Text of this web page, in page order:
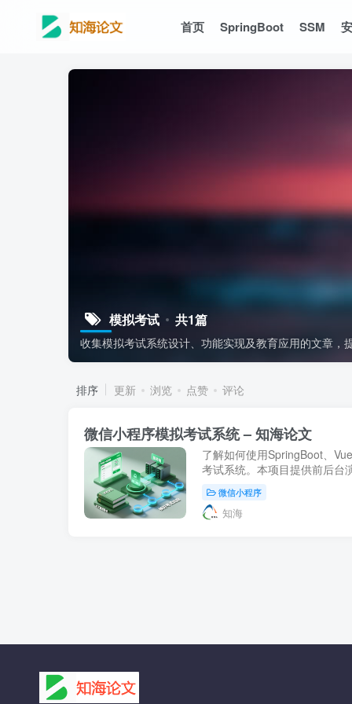
首页 SpringBoot SSM
模拟考试 共1篇
收集模拟考试系统设计、功能实现及教育应用的文章，
排序 更新 浏览 点赞 评论
微信小程序模拟考试系统 – 知海论文
了解如何使用SpringBoot、
考试系统。本项目提供前后台
知海论文。
微信小程序
知海